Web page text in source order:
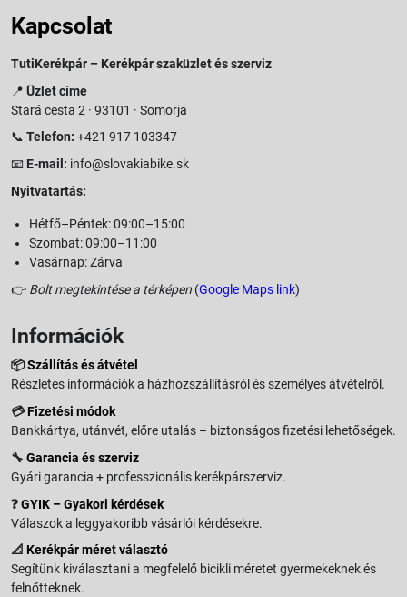
Kapcsolat
TutiKerékpár – Kerékpár szaküzlet és szerviz
📍 Üzlet címe
Stará cesta 2 · 93101 · Somorja
📞 Telefon: +421 917 103347
📧 E-mail: info@slovakiabike.sk
Nyitvatartás:
Hétfő–Péntek: 09:00–15:00
Szombat: 09:00–11:00
Vasárnap: Zárva
👉 Bolt megtekintése a térképen (Google Maps link)
Információk
📦Szállítás és átvétel
Részletes információk a házhozszállításról és személyes átvételről.
💳Fizetési módok
Bankkártya, utánvét, előre utalás – biztonságos fizetési lehetőségek.
🔧 Garancia és szerviz
Gyári garancia + professzionális kerékpárszerviz.
❓GYIK – Gyakori kérdések
Válaszok a leggyakoribb vásárlói kérdésekre.
📐 Kerékpár méret választó
Segítünk kiválasztani a megfelelő bicikli méretet gyermekeknek és
felnőtteknek.